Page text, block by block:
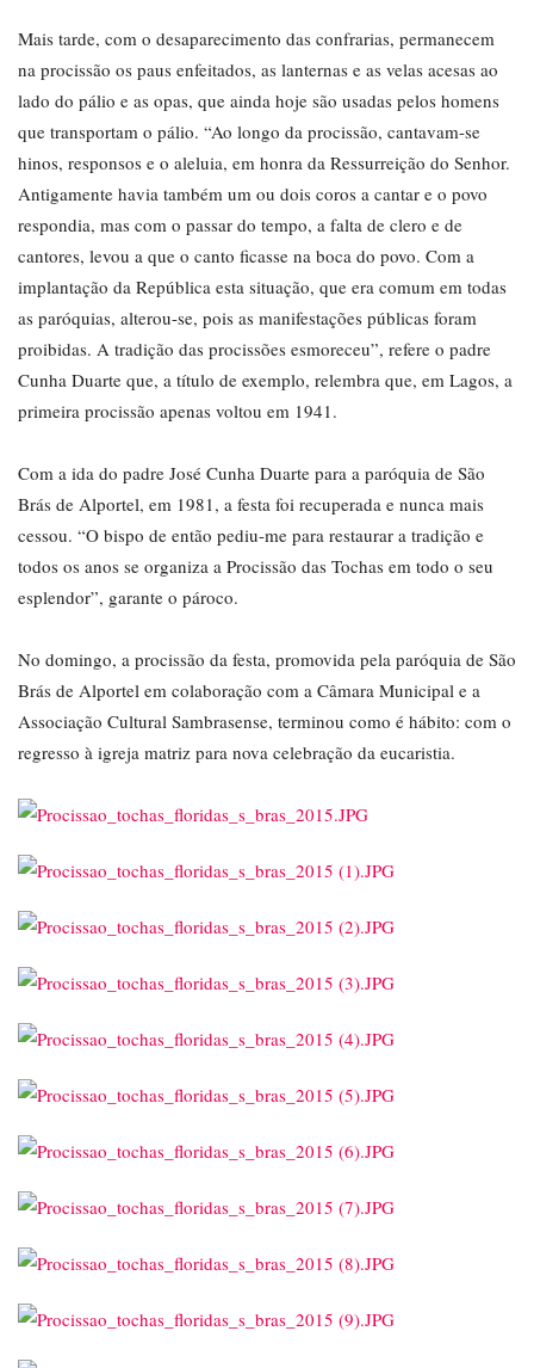
Mais tarde, com o desaparecimento das confrarias, permanecem
na procissão os paus enfeitados, as lanternas e as velas acesas ao
lado do pálio e as opas, que ainda hoje são usadas pelos homens
que transportam o pálio. “Ao longo da procissão, cantavam-se
hinos, responsos e o aleluia, em honra da Ressurreição do Senhor.
Antigamente havia também um ou dois coros a cantar e o povo
respondia, mas com o passar do tempo, a falta de clero e de
cantores, levou a que o canto ficasse na boca do povo. Com a
implantação da República esta situação, que era comum em todas
as paróquias, alterou-se, pois as manifestações públicas foram
proibidas. A tradição das procissões esmoreceu”, refere o padre
Cunha Duarte que, a título de exemplo, relembra que, em Lagos, a
primeira procissão apenas voltou em 1941.
Com a ida do padre José Cunha Duarte para a paróquia de São
Brás de Alportel, em 1981, a festa foi recuperada e nunca mais
cessou. “O bispo de então pediu-me para restaurar a tradição e
todos os anos se organiza a Procissão das Tochas em todo o seu
esplendor”, garante o pároco.
No domingo, a procissão da festa, promovida pela paróquia de São
Brás de Alportel em colaboração com a Câmara Municipal e a
Associação Cultural Sambrasense, terminou como é hábito: com o
regresso à igreja matriz para nova celebração da eucaristia.